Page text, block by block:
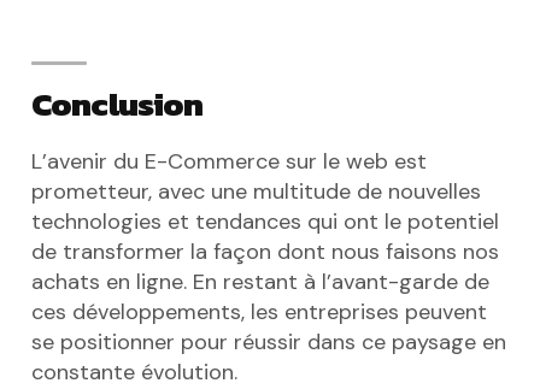
Conclusion
L’avenir du E-Commerce sur le web est
prometteur, avec une multitude de nouvelles
technologies et tendances qui ont le potentiel
de transformer la façon dont nous faisons nos
achats en ligne. En restant à l’avant-garde de
ces développements, les entreprises peuvent
se positionner pour réussir dans ce paysage en
constante évolution.